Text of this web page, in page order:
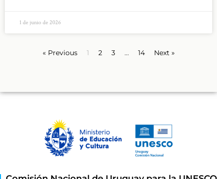
1 de junio de 2026
« Previous 1 2 3 … 14 Next »